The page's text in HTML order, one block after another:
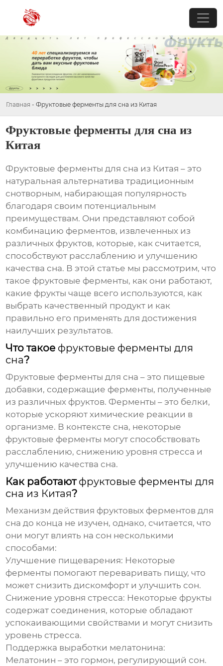
Главная - Фруктовые ферменты для сна из Китая
Фруктовые ферменты для сна из
Китая
Фруктовые ферменты для сна из Китая – это
натуральная альтернатива традиционным
снотворным, набирающая популярность
благодаря своим потенциальным
преимуществам. Они представляют собой
комбинацию ферментов, извлеченных из
различных фруктов, которые, как считается,
способствуют расслаблению и улучшению
качества сна. В этой статье мы рассмотрим, что
такое фруктовые ферменты, как они работают,
какие фрукты чаще всего используются, как
выбрать качественный продукт и как
правильно его применять для достижения
наилучших результатов.
Что такое фруктовые ферменты для
сна?
Фруктовые ферменты для сна – это пищевые
добавки, содержащие ферменты, полученные
из различных фруктов. Ферменты – это белки,
которые ускоряют химические реакции в
организме. В контексте сна, некоторые
фруктовые ферменты могут способствовать
расслаблению, снижению уровня стресса и
улучшению качества сна.
Как работаютфруктовые ферменты для
сна из Китая?
Механизм действия фруктовых ферментов для
сна до конца не изучен, однако, считается, что
они могут влиять на сон несколькими
способами:
Улучшение пищеварения: Некоторые
ферменты помогают переваривать пищу, что
может снизить дискомфорт и улучшить сон.
Снижение уровня стресса: Некоторые фрукты
содержат соединения, которые обладают
успокаивающими свойствами и могут снизить
уровень стресса.
Поддержка выработки мелатонина:
Мелатонин – это гормон, регулирующий сон.